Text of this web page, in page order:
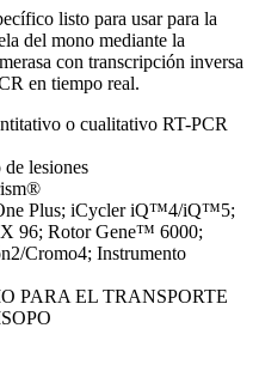
listo para usar para la
del mono mediante la
con transcripción inversa
en tiempo real.
o cualitativo RT-PCR
lesiones
Plus; iCycler iQ™4/iQ™5;
96; Rotor Gene™ 6000;
Cromo4; Instrumento
PARA EL TRANSPORTE